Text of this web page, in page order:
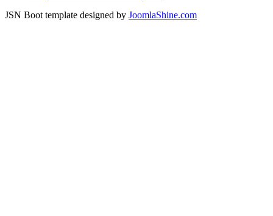
JSN Boot template designed by JoomlaShine.com